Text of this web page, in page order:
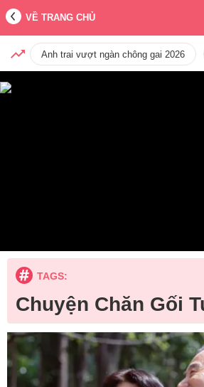
VỀ TRANG CHỦ
Anh trai vượt ngàn chông gai 2026
TAGS:
Chuyện Chăn Gối